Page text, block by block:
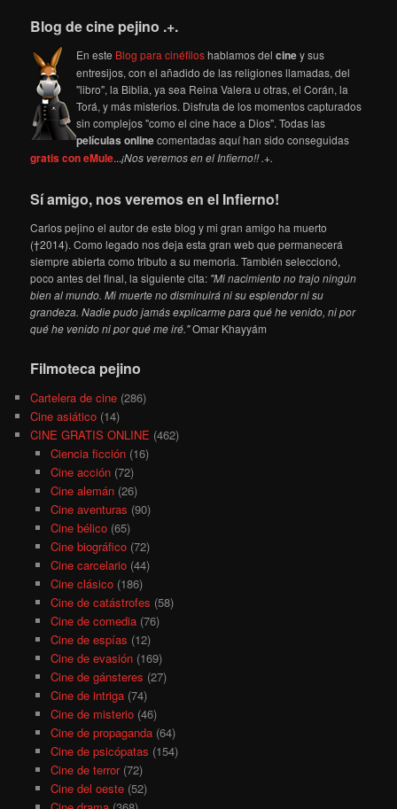
Blog de cine pejino .+.
En este Blog para cinéfiloshablamos delciney sus
entresijos, con el añadido de las religiones llamadas, del
"libro", la Biblia, ya sea Reina Valera u otras, el Corán, la
Torá, y más misterios. Disfruta de los momentos capturados
sin complejos "como el cine hace a Dios". Todas las
películas onlinecomentadas aquí han sido conseguidas
gratis con eMule...¡Nos veremos en el Infierno!! .+.
Sí amigo, nos veremos en el Infierno!
Carlos pejino el autor de este blog y mi gran amigo ha muerto
(†2014). Como legado nos deja esta gran web que permanecerá
siempre abierta como tributo a su memoria. También seleccionó,
poco antes del final, la siguiente cita: "Mi nacimiento no trajo ningún
bien al mundo. Mi muerte no disminuirá ni su esplendor ni su
grandeza. Nadie pudo jamás explicarme para qué he venido, ni por
qué he venido ni por qué me iré."Omar Khayyám
Filmoteca pejino
Cartelera de cine (286)
Cine asiático (14)
CINE GRATIS ONLINE (462)
Ciencia ficción(16)
Cine acción(72)
Cine alemán(26)
Cine aventuras (90)
Cine bélico(65)
Cine biográfico(72)
Cine carcelario(44)
Cine clásico(186)
Cine de catástrofes (58)
Cine de comedia(76)
Cine de espías (12)
Cine de evasión(169)
Cine de gánsteres (27)
Cine de intriga(74)
Cine de misterio(46)
Cine de propaganda(64)
Cine de psicópatas (154)
Cine de terror(72)
Cine del oeste(52)